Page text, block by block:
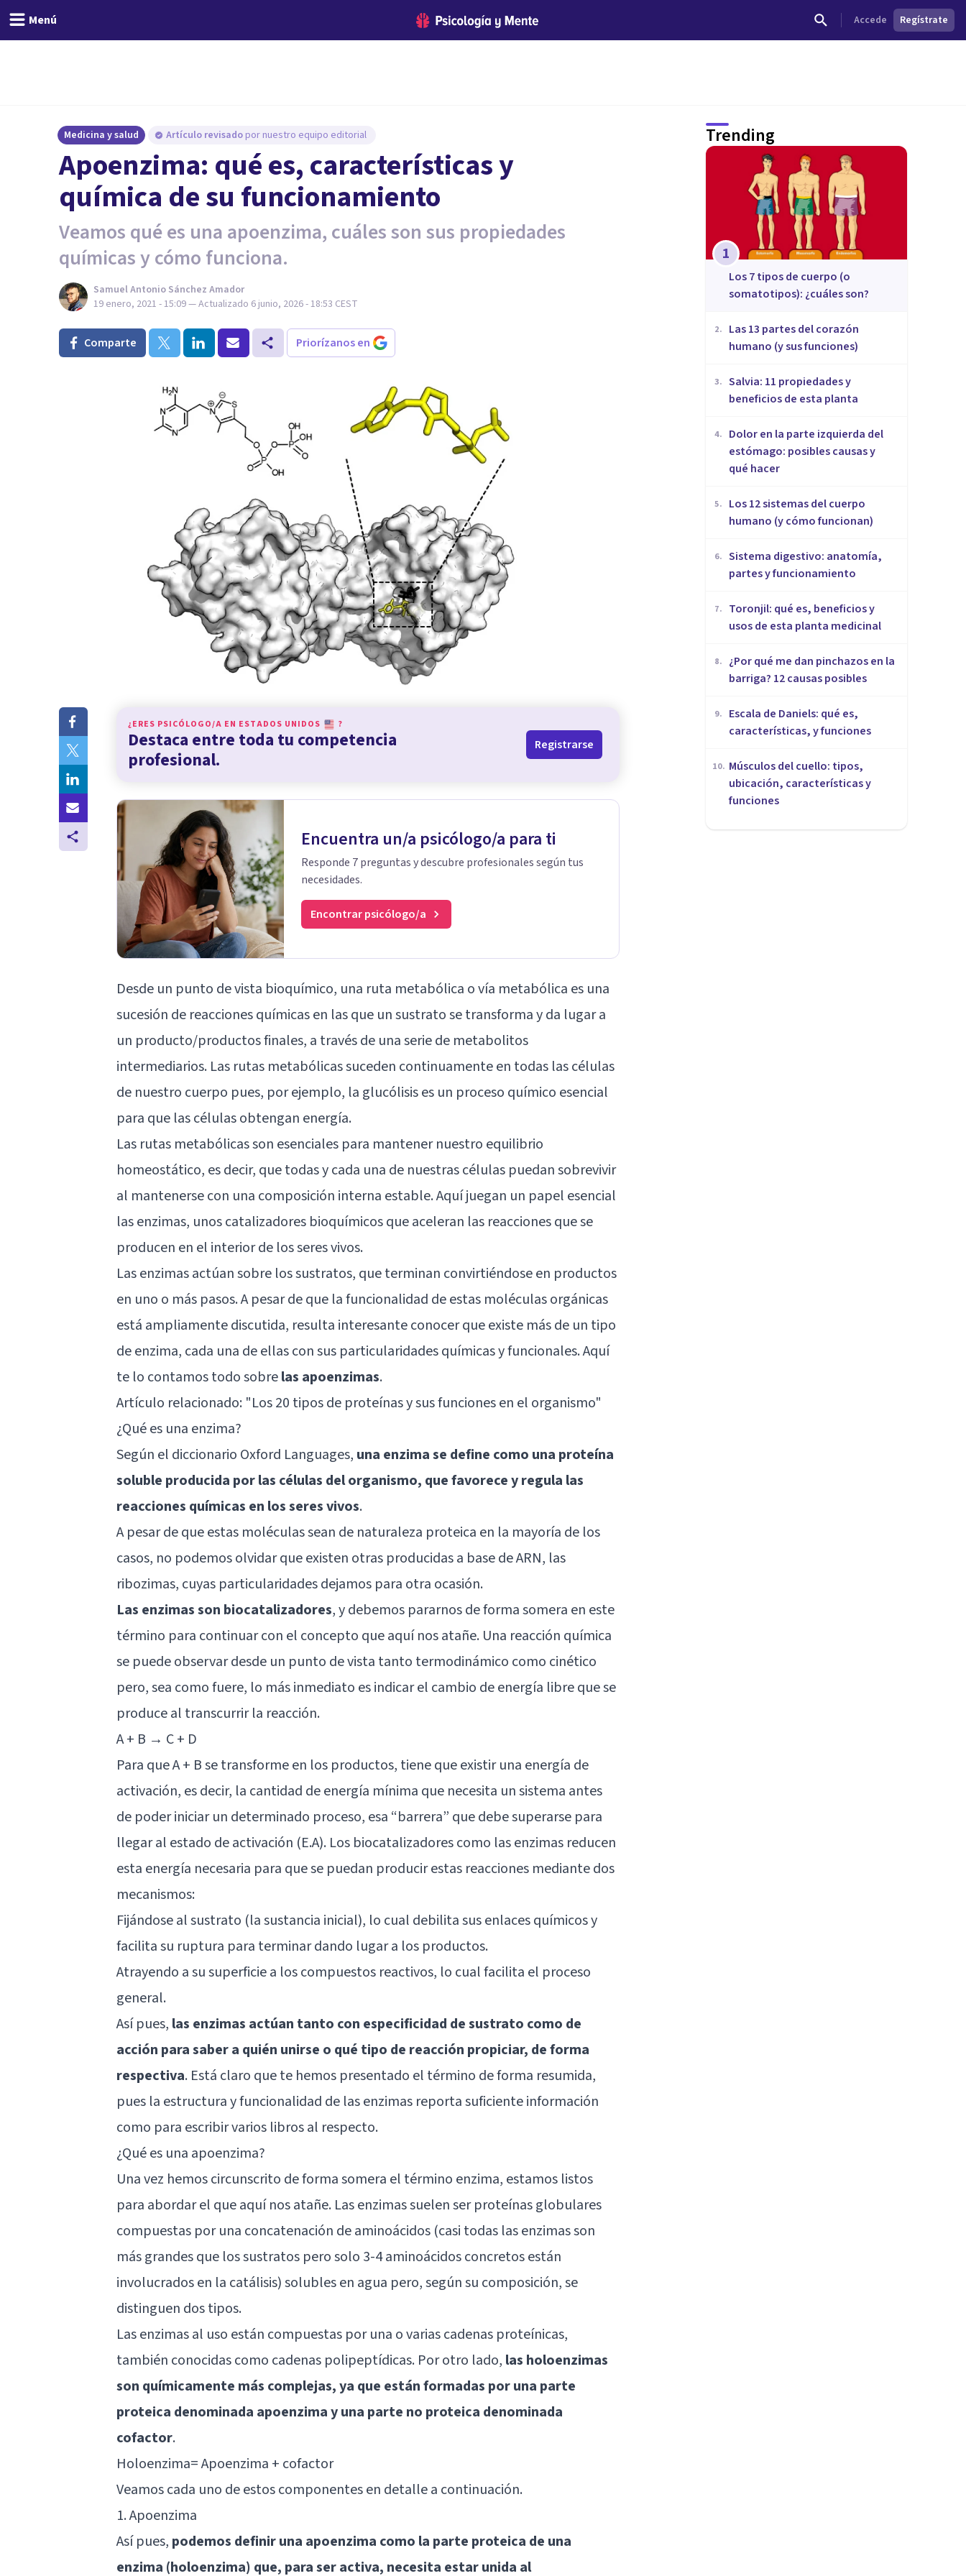
Menú Accede Regístrate
Medicina y salud Artículo revisado por nuestro equipo editorial
Apoenzima: qué es, características y
química de su funcionamiento
Veamos qué es una apoenzima, cuáles son sus propiedades
químicas y cómo funciona.
Samuel Antonio Sánchez Amador
19 enero, 2021 - 15:09— Actualizado 6 junio, 2026 - 18:53 CEST
Comparte Priorízanos en
¿ERES PSICÓLOGO/A EN ESTADOS UNIDOS ?
Destaca entre toda tu competencia
profesional.
Registrarse
Encuentra un/a psicólogo/a para ti
Responde 7 preguntas y descubre profesionales según tus
necesidades.
Encontrar psicólogo/a
Desde un punto de vista bioquímico, una ruta metabólica o vía metabólica es una
sucesión de reacciones químicas en las que un sustrato se transforma y da lugar a
un producto/productos finales, a través de una serie de metabolitos
intermediarios. Las rutas metabólicas suceden continuamente en todas las células
de nuestro cuerpo pues, por ejemplo, la glucólisis es un proceso químico esencial
para que las células obtengan energía.
Las rutas metabólicas son esenciales para mantener nuestro equilibrio
homeostático, es decir, que todas y cada una de nuestras células puedan sobrevivir
al mantenerse con una composición interna estable. Aquí juegan un papel esencial
las enzimas, unos catalizadores bioquímicos que aceleran las reacciones que se
producen en el interior de los seres vivos.
Las enzimas actúan sobre los sustratos, que terminan convirtiéndose en productos
en uno o más pasos. A pesar de que la funcionalidad de estas moléculas orgánicas
está ampliamente discutida, resulta interesante conocer que existe más de un tipo
de enzima, cada una de ellas con sus particularidades químicas y funcionales. Aquí
te lo contamos todo sobrelas apoenzimas.
Artículo relacionado: "Los 20 tipos de proteínas y sus funciones en el organismo"
¿Qué es una enzima?
Según el diccionario Oxford Languages, una enzima se define como una proteína
soluble producida por las células del organismo, que favorece y regula las
reacciones químicas en los seres vivos.
A pesar de que estas moléculas sean de naturaleza proteica en la mayoría de los
casos, no podemos olvidar que existen otras producidas a base de ARN, las
ribozimas, cuyas particularidades dejamos para otra ocasión.
Las enzimas son biocatalizadores, y debemos pararnos de forma somera en este
término para continuar con el concepto que aquí nos atañe. Una reacción química
se puede observar desde un punto de vista tanto termodinámico como cinético
pero, sea como fuere, lo más inmediato es indicar el cambio de energía libre que se
produce al transcurrir la reacción.
A + B → C + D
Para que A + B se transforme en los productos, tiene que existir una energía de
activación, es decir, la cantidad de energía mínima que necesita un sistema antes
de poder iniciar un determinado proceso, esa “barrera” que debe superarse para
llegar al estado de activación (E.A). Los biocatalizadores como las enzimas reducen
esta energía necesaria para que se puedan producir estas reacciones mediante dos
mecanismos:
Fijándose al sustrato (la sustancia inicial), lo cual debilita sus enlaces químicos y
facilita su ruptura para terminar dando lugar a los productos.
Atrayendo a su superficie a los compuestos reactivos, lo cual facilita el proceso
general.
Así pues, las enzimas actúan tanto con especificidad de sustrato como de
acción para saber a quién unirse o qué tipo de reacción propiciar, de forma
respectiva. Está claro que te hemos presentado el término de forma resumida,
pues la estructura y funcionalidad de las enzimas reporta suficiente información
como para escribir varios libros al respecto.
¿Qué es una apoenzima?
Una vez hemos circunscrito de forma somera el término enzima, estamos listos
para abordar el que aquí nos atañe. Las enzimas suelen ser proteínas globulares
compuestas por una concatenación de aminoácidos (casi todas las enzimas son
más grandes que los sustratos pero solo 3-4 aminoácidos concretos están
involucrados en la catálisis) solubles en agua pero, según su composición, se
distinguen dos tipos.
Las enzimas al uso están compuestas por una o varias cadenas proteínicas,
también conocidas como cadenas polipeptídicas. Por otro lado, las holoenzimas
son químicamente más complejas, ya que están formadas por una parte
proteica denominada apoenzima y una parte no proteica denominada
cofactor.
Holoenzima= Apoenzima + cofactor
Veamos cada uno de estos componentes en detalle a continuación.
1. Apoenzima
Así pues, podemos definir una apoenzima como la parte proteica de una
enzima (holoenzima) que, para ser activa, necesita estar unida al
Trending
1
​Los 7 tipos de cuerpo (o
somatotipos): ¿cuáles son?
2.
Las 13 partes del corazón
humano (y sus funciones)
3. Salvia: 11 propiedades y
beneficios de esta planta
4.
Dolor en la parte izquierda del
estómago: posibles causas y
qué hacer
5.
Los 12 sistemas del cuerpo
humano (y cómo funcionan)
6. Sistema digestivo: anatomía,
partes y funcionamiento
7.
Toronjil: qué es, beneficios y
usos de esta planta medicinal
8.
¿Por qué me dan pinchazos en la
barriga? 12 causas posibles
9.
Escala de Daniels: qué es,
características, y funciones
10. Músculos del cuello: tipos,
ubicación, características y
funciones